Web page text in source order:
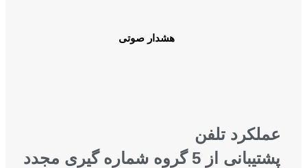
هشدار صوتی
عملکرد تلفن
پشتیبانی از 5 گروه شماره گیری مجدد